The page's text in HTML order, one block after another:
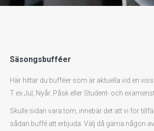
Säsongsbufféer
Här hittar du bufféer som är aktuella vid en viss
T ex Jul, Nyår, Påsk eller Student- och
Skulle sidan vara tom, innebär det att vi för
sådan buffé att erbjuda. Välj då gärna någon